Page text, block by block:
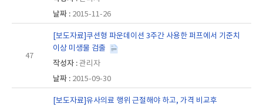
2015-11-26
47
[보도자료]쿠션형 파운데이션 3주간 사용한 퍼프에서 기준치
이상 미생물 검출
관리자
2015-09-30
[보도자료]유사의료 행위 근절해야 하고, 가격 비교후